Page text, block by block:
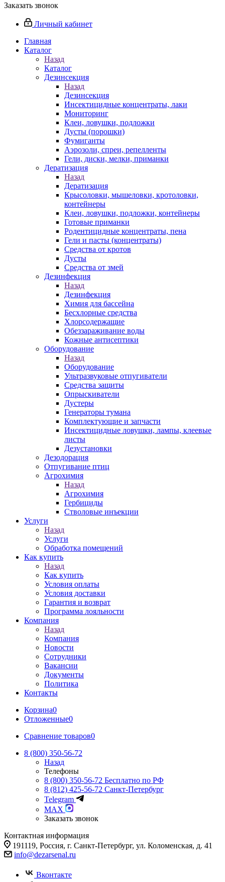
Заказать звонок
Личный кабинет
Главная
Каталог
Назад
Каталог
Дезинсекция
Назад
Дезинсекция
Инсектицидные концентраты, лаки
Мониторинг
Клеи, ловушки, подложки
Дусты (порошки)
Фумиганты
Аэрозоли, спреи, репелленты
Гели, диски, мелки, приманки
Дератизация
Назад
Дератизация
Крысоловки, мышеловки, кротоловки,
контейнеры
Клеи, ловушки, подложки, контейнеры
Готовые приманки
Родентицидные концентраты, пена
Гели и пасты (концентраты)
Средства от кротов
Дусты
Средства от змей
Дезинфекция
Назад
Дезинфекция
Химия для бассейна
Бесхлорные средства
Хлорсодержащие
Обеззараживание воды
Кожные антисептики
Оборудование
Назад
Оборудование
Ультразвуковые отпугиватели
Средства защиты
Опрыскиватели
Дустеры
Генераторы тумана
Комплектующие и запчасти
Инсектицидные ловушки, лампы, клеевые
листы
Дезустановки
Дезодорация
Отпугивание птиц
Агрохимия
Назад
Агрохимия
Гербициды
Стволовые инъекции
Услуги
Назад
Услуги
Обработка помещений
Как купить
Назад
Как купить
Условия оплаты
Условия доставки
Гарантия и возврат
Программа лояльности
Компания
Назад
Компания
Новости
Сотрудники
Вакансии
Документы
Политика
Контакты
Корзина0
Отложенные0
Сравнение товаров0
8 (800) 350-56-72
Назад
Телефоны
8 (800) 350-56-72 Бесплатно по РФ
8 (812) 425-56-72 Санкт-Петербург
Telegram
MAX
Заказать звонок
Контактная информация
191119, Россия, г. Санкт-Петербург, ул. Коломенская, д. 41
info@dezarsenal.ru
Вконтакте